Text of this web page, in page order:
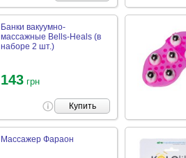
Банки вакуумно-
массажные Bells-Heals (в
наборе 2 шт.)
143 грн
Купить
Массажер Фараон